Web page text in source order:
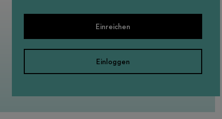
Einreichen
Einloggen